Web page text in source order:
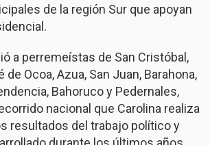
de la región Sur que apoyan
a perremeístas de San Cristóbal,
de Ocoa, Azua, San Juan, Barahona,
Bahoruco y Pedernales,
nacional que Carolina realiza
resultados del trabajo político y